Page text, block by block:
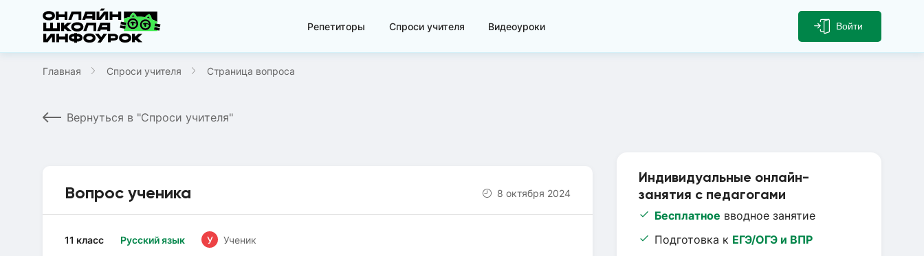
Репетиторы Спроси учителя Видеоуроки Войти
Главная Спроси учителя Страница вопроса
Вернуться в "Спроси учителя"
Индивидуальные онлайн-
занятия с педагогами
Бесплатное вводное занятие
Подготовка к ЕГЭ/ОГЭ и ВПР
Вопрос ученика 8 октября 2024
Русский язык
11 класс У Ученик